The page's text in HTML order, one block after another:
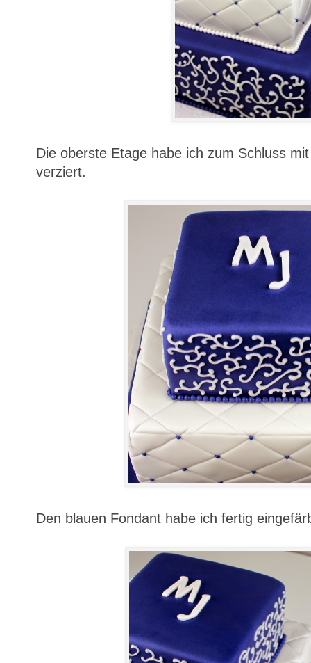
Die oberste Etage habe ich zum Schluss
verziert.
Den blauen Fondant habe ich fertig